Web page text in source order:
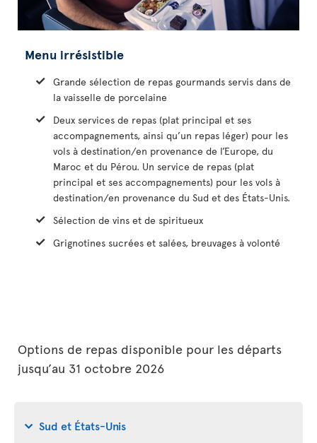
Menu irrésistible
Grande sélection de repas gourmands servis dans de
la vaisselle de porcelaine
Deux services de repas (plat principal et ses
accompagnements, ainsi qu’un repas léger) pour les
vols à destination/en provenance de l’Europe, du
Maroc et du Pérou. Un service de repas (plat
principal et ses accompagnements) pour les vols à
destination/en provenance du Sud et des États-Unis.
Sélection de vins et de spiritueux
Grignotines sucrées et salées, breuvages à volonté
Options de repas disponible pour les départs
jusqu’au 31 octobre 2026
Sud et États-Unis